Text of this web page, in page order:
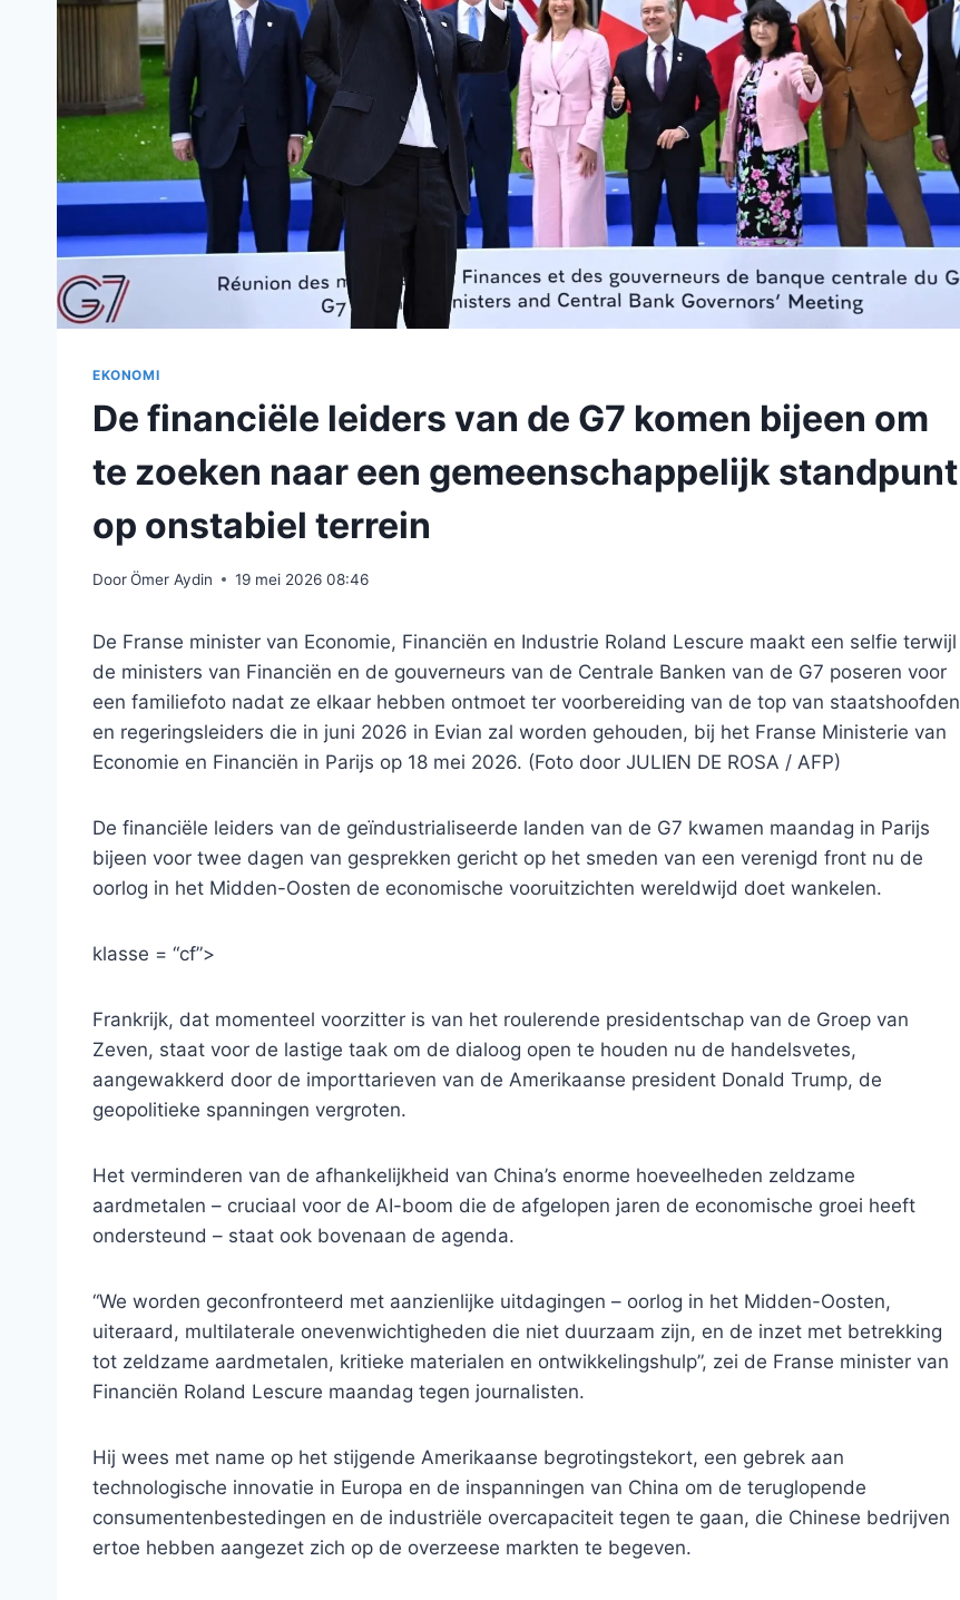
EKONOMI
De financiële leiders van de G7 komen bijeen om
te zoeken naar een gemeenschappelijk standpunt
op onstabiel terrein
DoorÖmer Aydin 19 mei 2026 08:46
De Franse minister van Economie, Financiën en Industrie Roland Lescure maakt een selfie terwijl
de ministers van Financiën en de gouverneurs van de Centrale Banken van de G7 poseren voor
een familiefoto nadat ze elkaar hebben ontmoet ter voorbereiding van de top van staatshoofden
en regeringsleiders die in juni 2026 in Evian zal worden gehouden, bij het Franse Ministerie van
Economie en Financiën in Parijs op 18 mei 2026. (Foto door JULIEN DE ROSA / AFP)
De financiële leiders van de geïndustrialiseerde landen van de G7 kwamen maandag in Parijs
bijeen voor twee dagen van gesprekken gericht op het smeden van een verenigd front nu de
oorlog in het Midden-Oosten de economische vooruitzichten wereldwijd doet wankelen.
klasse = “cf”>
Frankrijk, dat momenteel voorzitter is van het roulerende presidentschap van de Groep van
Zeven, staat voor de lastige taak om de dialoog open te houden nu de handelsvetes,
aangewakkerd door de importtarieven van de Amerikaanse president Donald Trump, de
geopolitieke spanningen vergroten.
Het verminderen van de afhankelijkheid van China’s enorme hoeveelheden zeldzame
aardmetalen – cruciaal voor de AI-boom die de afgelopen jaren de economische groei heeft
ondersteund – staat ook bovenaan de agenda.
“We worden geconfronteerd met aanzienlijke uitdagingen – oorlog in het Midden-Oosten,
uiteraard, multilaterale onevenwichtigheden die niet duurzaam zijn, en de inzet met betrekking
tot zeldzame aardmetalen, kritieke materialen en ontwikkelingshulp”, zei de Franse minister van
Financiën Roland Lescure maandag tegen journalisten.
Hij wees met name op het stijgende Amerikaanse begrotingstekort, een gebrek aan
technologische innovatie in Europa en de inspanningen van China om de teruglopende
consumentenbestedingen en de industriële overcapaciteit tegen te gaan, die Chinese bedrijven
ertoe hebben aangezet zich op de overzeese markten te begeven.